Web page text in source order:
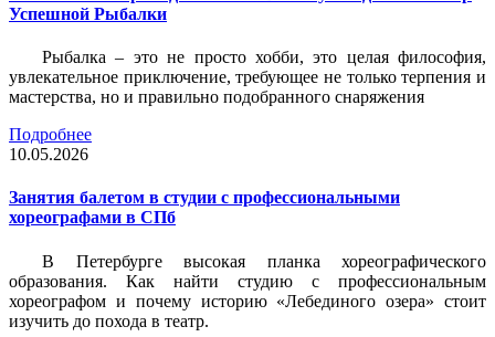
Успешной Рыбалки
Рыбалка – это не просто хобби, это целая философия,
увлекательное приключение, требующее не только терпения и
мастерства, но и правильно подобранного снаряжения
Подробнее
10.05.2026
Занятия балетом в студии с профессиональными
хореографами в СПб
В Петербурге высокая планка хореографического
образования. Как найти студию с профессиональным
хореографом и почему историю «Лебединого озера» стоит
изучить до похода в театр.